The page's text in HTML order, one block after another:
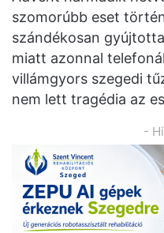
szomorúbb eset
szándékosan
miatt azonnal
villámgyors szegedi
nem lett tragédia az
-